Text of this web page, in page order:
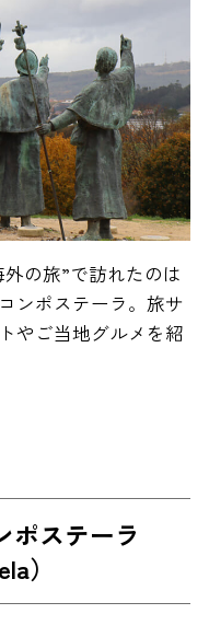
の旅”で訪れたのは
ンポステーラ。旅サ
やご当地グルメを紹
ポステーラ
）